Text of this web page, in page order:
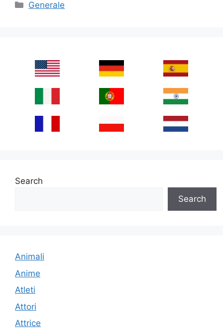
Categories
Generale
Search
Search
Animali
Anime
Atleti
Attori
Attrice